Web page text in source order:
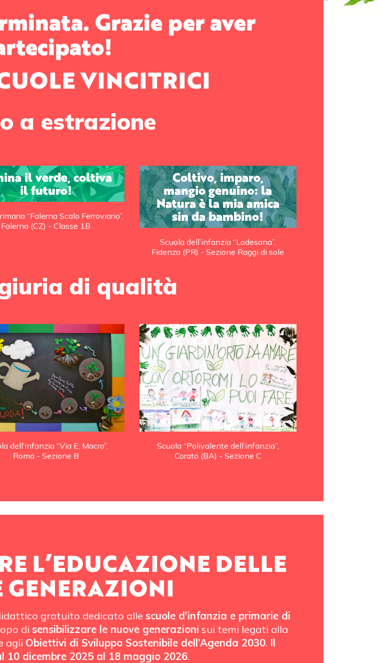
Grazie per aver
VINCITRICI
a estrazione
il verde, coltiva
il futuro!
“Falerna Scalo Ferroviario”,
Falerna (CZ) - Classe 1B
Coltivo, imparo,
mangio genuino: la
Natura è la mia amica
sin da bambino!
Scuola dell’infanzia “Lodesana”,
Fidenza (PR) - Sezione Raggi di sole
di qualità
dell’infanzia “Via E. Macro”,
Roma - Sezione B
Scuola “Polivalente dell’infanzia”,
Corato (BA) - Sezione C
L’EDUCAZIONE DELLE
GENERAZIONI
gratuito dedicato alle scuole d’infanzia e primarie di
di sensibilizzare le nuove generazioni sui temi legati alla
agli Obiettivi di Sviluppo Sostenibile dell’Agenda 2030. Il
dicembre 2025 al 18 maggio 2026.